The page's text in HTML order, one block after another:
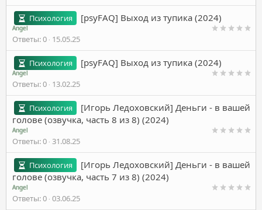
Психология [psyFAQ] Выход из тупика (2024)
Angel
Ответы 0 15.05.25
Психология [psyFAQ] Выход из тупика (2024)
Angel
Ответы 0 13.02.25
Психология
[Игорь Ледоховский] Деньги - в вашей
голове (озвучка, часть 8 из 8) (2024)
Angel
Ответы 0 31.08.25
Психология
[Игорь Ледоховский] Деньги - в вашей
голове (озвучка, часть 7 из 8) (2024)
Angel
Ответы 0 03.06.25